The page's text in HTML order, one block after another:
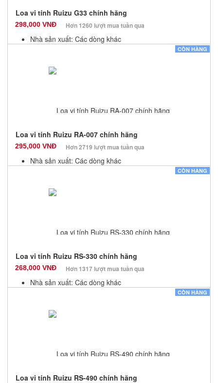
Loa vi tính Ruizu G33 chính hãng
298,000 VNĐ Hơn 1260 lượt mua tuần qua
Nhà sản xuất: Các dòng khác
Số lượng: 100
CÒN HÀNG
Loa vi tính Ruizu RA-007 chính hãng
295,000 VNĐ Hơn 2719 lượt mua tuần qua
Nhà sản xuất: Các dòng khác
Số lượng: 100
CÒN HÀNG
Loa vi tính Ruizu RS-330 chính hãng
268,000 VNĐ Hơn 1317 lượt mua tuần qua
Nhà sản xuất: Các dòng khác
Số lượng: 100
CÒN HÀNG
Loa vi tính Ruizu RS-490 chính hãng